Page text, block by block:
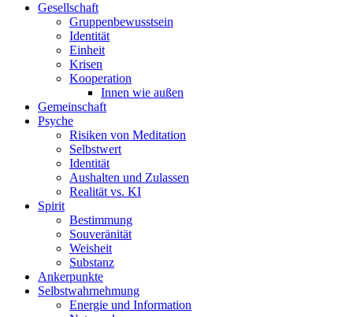
Gesellschaft
Gruppenbewusstsein
Identität
Einheit
Krisen
Kooperation
Innen wie außen
Gemeinschaft
Psyche
Risiken von Meditation
Selbstwert
Identität
Aushalten und Zulassen
Realität vs. KI
Spirit
Bestimmung
Souveränität
Weisheit
Substanz
Ankerpunkte
Selbstwahrnehmung
Energie und Information